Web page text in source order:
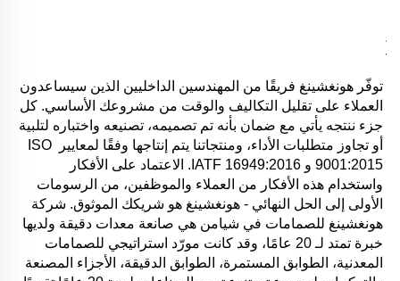
أو تجاوز متطلبات الأداء، ومنتجاتنا يتم إنتاجها وفقًا لمعايير ISO